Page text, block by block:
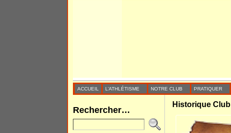
ACCUEIL L’ATHLÉTISME NOTRE CLUB PRATIQUER
Rechercher…
Historique Club